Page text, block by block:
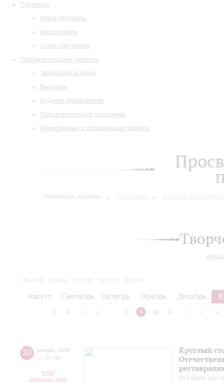
Партнеры
Наши партнеры
Фотогалерея
Стать партнером
Просветительские проекты
Творческие встречи
Выставки
Издания филармонии
Образовательные программы
Инклюзивные и специальные проекты
Творческие встречи
2019/20 2020/21 2021/22 2022/23
2023/24
Август Сентябрь Октябрь Ноябрь Декабрь
2 3 4 5 6 7 8 9 10 11 12 13 14
30 января 2026
12:00 Пт
Фойе
Большого зала
Круглый
Историко-